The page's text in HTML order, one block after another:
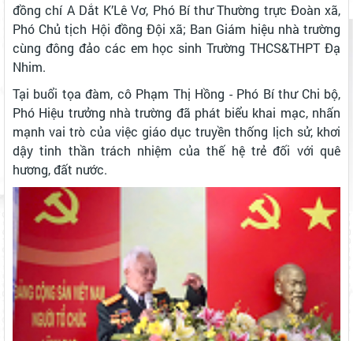
đồng chí A Dắt K’Lê Vơ, Phó Bí thư Thường trực Đoàn xã,
Phó Chủ tịch Hội đồng Đội xã; Ban Giám hiệu nhà trường
cùng đông đảo các em học sinh Trường THCS&THPT Đạ
Nhim.
Tại buổi tọa đàm, cô Phạm Thị Hồng - Phó Bí thư Chi bộ,
Phó Hiệu trưởng nhà trường đã phát biểu khai mạc, nhấn
mạnh vai trò của việc giáo dục truyền thống lịch sử, khơi
dậy tinh thần trách nhiệm của thế hệ trẻ đối với quê
hương, đất nước.